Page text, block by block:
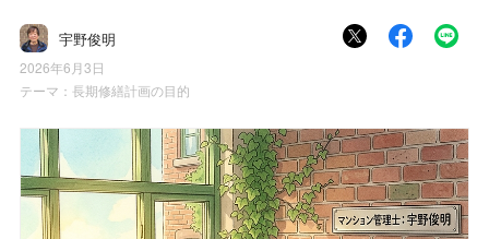
宇野俊明
2026年6月3日
テーマ： 長期修繕計画の目的